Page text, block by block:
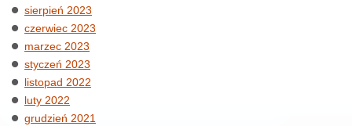
sierpień 2023
czerwiec 2023
marzec 2023
styczeń 2023
listopad 2022
luty 2022
grudzień 2021